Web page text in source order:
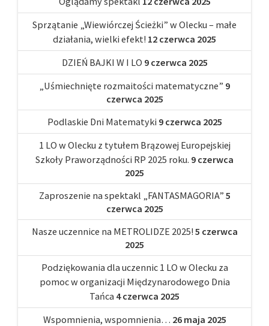
Sprzątanie „Wiewiórczej Ścieżki” w Olecku – małe
działania, wielki efekt! 12 czerwca 2025
DZIEŃ BAJKI W I LO 9 czerwca 2025
„Uśmiechnięte rozmaitości matematyczne” 9
czerwca 2025
Podlaskie Dni Matematyki 9 czerwca 2025
1 LO w Olecku z tytułem Brązowej Europejskiej
Szkoły Praworządności RP 2025 roku. 9 czerwca
2025
Zaproszenie na spektakl „FANTASMAGORIA” 5
czerwca 2025
Nasze uczennice na METROLIDZE 2025! 5 czerwca
2025
Podziękowania dla uczennic 1 LO w Olecku za
pomoc w organizacji Międzynarodowego Dnia
Tańca 4 czerwca 2025
Wspomnienia, wspomnienia… 26 maja 2025